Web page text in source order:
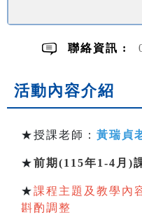
聯絡資訊 :
活動內容介紹
★授課老師： 黃瑞貞
★前期(115年1-4月)
★課程主題及教學內
斟酌調整